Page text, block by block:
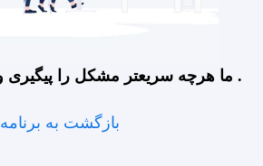
ما هرچه سریعتر مشکل را پیگیری و برطرف می کنیم .
بازگشت به برنامه